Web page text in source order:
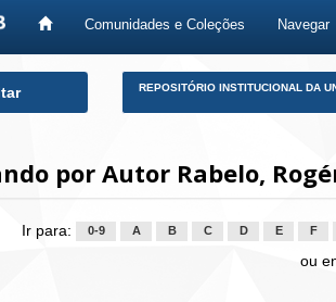
Comunidades e Coleções Navegar
REPOSITÓRIO INSTITUCIONAL DA
por Autor Rabelo,
Ir para: 0-9 A B C D E F
ou